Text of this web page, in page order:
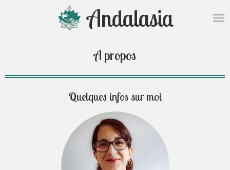
Andalasia
A propos
Quelques infos sur moi